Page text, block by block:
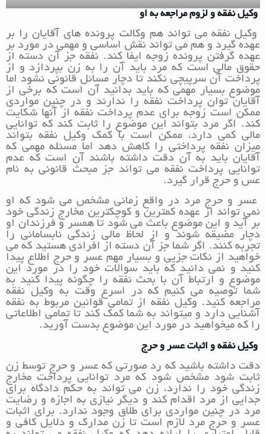
وکیل نفقه و لزوم مراجعه به او
وکیل نفقه می تواند هم وکالت پرونده های آقایان را بر
عهده گیرد و هم می تواند نقش اساسی و مهمی در مورد بر
عهده گرفتن پرونده زوجه ایفا کند. نفقه جز آن دسته از
حقوق مالی است که مرد باید آن را به زن بپردازد و از
پرداخت آن سرپیچی نکند تا دچار مسائل قانونی نشود اما
موضوع بسیار مهمی که باید بدانید آن است که برخی از
آقایان توان پرداخت نفقه را ندارند و در چنین مواردی
ممکن است زوجه برای عدم پرداخت نفقه از آنها شکایت
کند. اگر مرد بتواند این موضوع را ثابت کند که توانایی
مالی کمی دارد، ممکن است با کمک وکیل نفقه بتواند
میزان نفقه پرداختی را کاهش دهد اما مسئله مهمی که
آقایان باید به آن دقت داشته باشند آن است که عدم
توانایی پرداخت نفقه می تواند جز مبحث قانونی به نام
عس و حرج قرار گیرد.
عسر و حرج مرد در واقع زمانی مشخص می شود که او
نمی تواند از عهده کمترین و کوچکترین مخارج زندگی خود
بر آید و این موضوع باعث می شود تا همسر و فرزندان او
دچار مضیقه شوند و از لحاظ مالی زندگی نابسامانی را
تجربه کنند. اگر شما جز آن دسته از افرادی هستید که می
خواهید از نکات جزیی و بسیار مهم عسر و حرج اطلاع پیدا
کنید و نمی دانید که باید سوالات خود را در مورد این
موضوع و ارتباط آن با بحث نفقه را چگونه پیدا کنید به
شما توصیه می کنیم که در اسرع وقت به وکیل نفقه
مراجعه کنید. وکیل نفقه از تمامی قوانین مربوط به نفقه
آشنایی دارد و میتواند به شما کمک کند تا تمامی اطلاعاتی
را که میخواهید در مورد این موضوع بدست آورید.
وکیل نفقه و اثبات عسر و حرج
دقت داشته باشید که رد صورتی که عسر و حرج توسط زن
ثابت شود مشخص شود که مرد توانایی پرداخت مخارج
زندگی خود را ندارد، زن می تواند به حکم دادگاه برای
جدایی از مرد اقدام کند و دیگر نیازی به اجازه و رضایت
مرد در چنین مواردی برای طلاق وجود ندارد. برای اثبات
عسر و حرج مرد لازم است تا زن مدارک و دلایل کافی و